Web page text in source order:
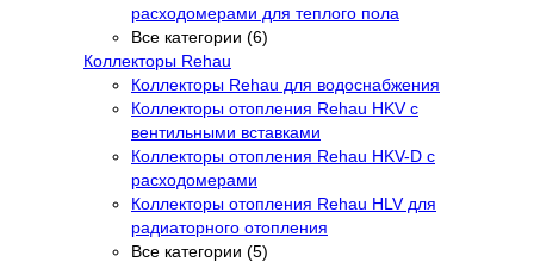
расходомерами для теплого пола
Все категории (6)
Коллекторы Rehau
Коллекторы Rehau для водоснабжения
Коллекторы отопления Rehau HKV с
вентильными вставками
Коллекторы отопления Rehau HKV-D с
расходомерами
Коллекторы отопления Rehau HLV для
радиаторного отопления
Все категории (5)